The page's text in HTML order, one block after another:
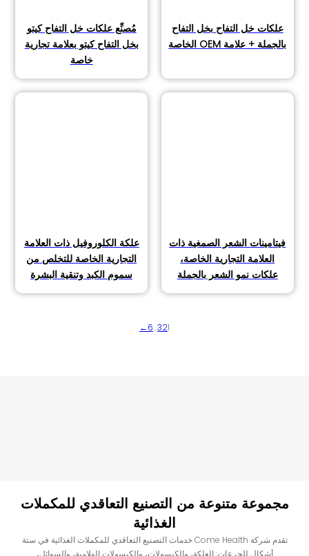
علكات خل التفاح بخل التفاح
بالجملة + علامة OEM الخاصة
مُصنِّع علكات خل التفاح كيتو
بخل التفاح كيتو بعلامة تجارية
خاصة
فيتامينات الشعر الصمغية ذات
العلامة التجارية الخاصة،
علكات نمو الشعر بالجملة
علكة الكلوروفيل ذات العلامة
التجارية الخاصة للتخلص من
سموم الكبد وتنقية البشرة
1
2
3
...
6
→
مجموعة متنوعة من التصنيع التعاقدي للمكملات
الغذائية
تقدم شركة Come Health خدمات التصنيع التعاقدي للمكملات الغذائية في ستة
أشكال للجرعات: العلكة، والكبسولات، والكبسولات الهلامية، والسوائل،